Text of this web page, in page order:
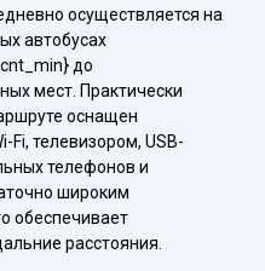
осуществляется на
автобусах
до
мест. Практически
оснащен
Fi, телевизором, USB-
телефонов и
широким
обеспечивает
расстояния.